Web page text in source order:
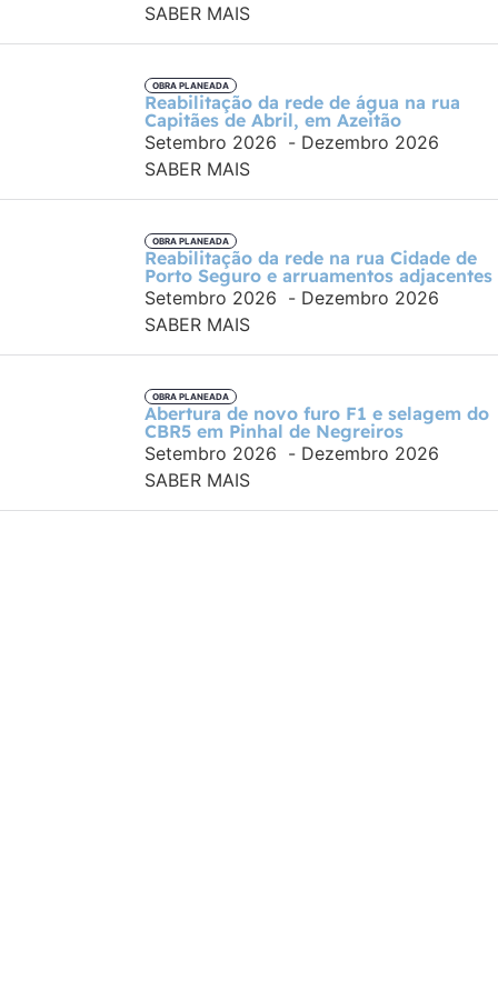
SABER MAIS
OBRA PLANEADA
Reabilitação da rede de água na rua
Capitães de Abril, em Azeitão
Setembro 2026 - Dezembro 2026
SABER MAIS
OBRA PLANEADA
Reabilitação da rede na rua Cidade de
Porto Seguro e arruamentos adjacentes
Setembro 2026 - Dezembro 2026
SABER MAIS
OBRA PLANEADA
Abertura de novo furo F1 e selagem do
CBR5 em Pinhal de Negreiros
Setembro 2026 - Dezembro 2026
SABER MAIS